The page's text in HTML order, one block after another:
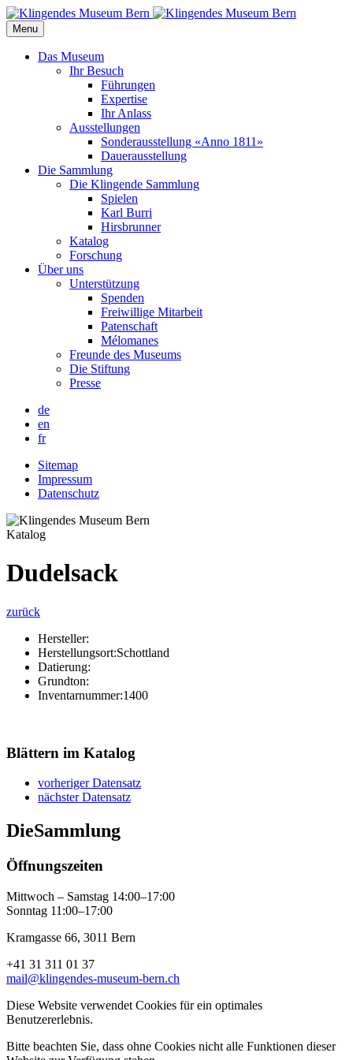
Menu
Das Museum
Ihr Besuch
Führungen
Expertise
Ihr Anlass
Ausstellungen
Sonderausstellung «Anno 1811»
Dauerausstellung
Die Sammlung
Die Klingende Sammlung
Spielen
Karl Burri
Hirsbrunner
Katalog
Forschung
Über uns
Unterstützung
Spenden
Freiwillige Mitarbeit
Patenschaft
Mélomanes
Freunde des Museums
Die Stiftung
Presse
de
en
fr
Sitemap
Impressum
Datenschutz
Katalog
Dudelsack
zurück
Hersteller:
Herstellungsort:Schottland
Datierung:
Grundton:
Inventarnummer:1400
Blättern im Katalog
vorheriger Datensatz
nächster Datensatz
DieSammlung
Öffnungszeiten
Mittwoch – Samstag 14:00–17:00
Sonntag 11:00–17:00
Kramgasse 66, 3011 Bern
+41 31 311 01 37
mail@klingendes-museum-bern.ch
Diese Website verwendet Cookies für ein optimales
Benutzererlebnis.
Bitte beachten Sie, dass ohne Cookies nicht alle Funktionen dieser